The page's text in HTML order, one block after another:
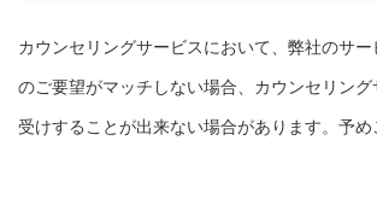
カウンセリングサービスにおいて、弊社のサ
のご要望がマッチしない場合、カウンセリング
受けすることが出来ない場合があります。予め